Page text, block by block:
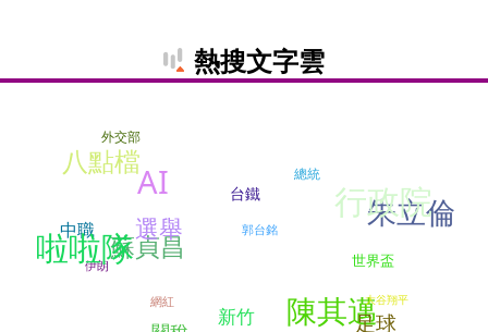
熱搜文字雲
新竹
蘇貞昌
朱立倫
八點檔
選舉
伊朗
陳其邁
行政院
外交部
郭台銘
總統
台鐵
足球
世界盃
大谷翔平
網紅
中職
啦啦隊
AI